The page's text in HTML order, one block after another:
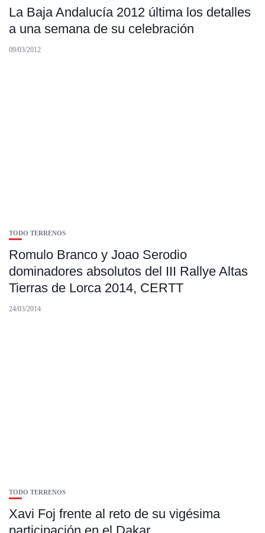
La Baja Andalucía 2012 última los detalles
a una semana de su celebración
09/03/2012
TODO TERRENOS
Romulo Branco y Joao Serodio
dominadores absolutos del III Rallye Altas
Tierras de Lorca 2014, CERTT
24/03/2014
TODO TERRENOS
Xavi Foj frente al reto de su vigésima